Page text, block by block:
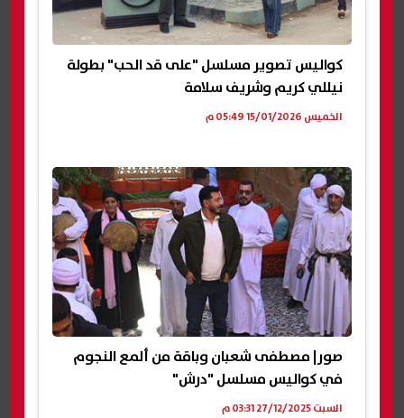
كواليس تصوير مسلسل "على قد الحب" بطولة
نيللي كريم وشريف سلامة
الخميس 15/01/2026 05:49 م
صور| مصطفى شعبان وباقة من ألمع النجوم
في كواليس مسلسل "درش"
السبت 27/12/2025 03:31 م